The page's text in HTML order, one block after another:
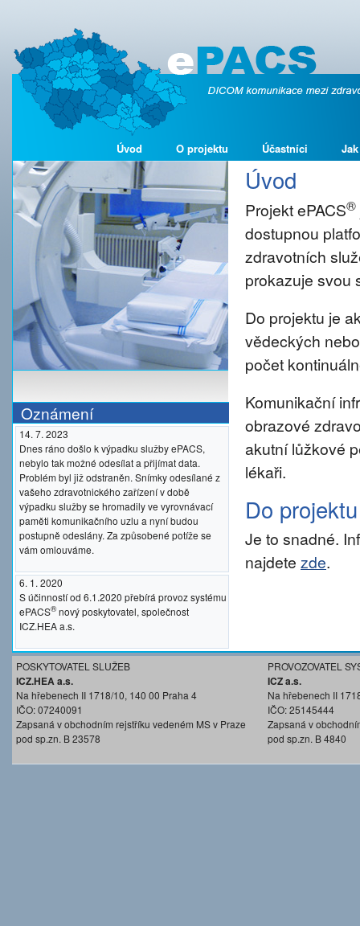
Úvod O projektu Účastníci
Oznámení
14. 7. 2023
Dnes ráno došlo k výpadku služby ePACS,
nebylo tak možné odesílat a přijímat data.
Problém byl již odstraněn. Snímky odesílané z
vašeho zdravotnického zařízení v době
výpadku služby se hromadily ve vyrovnávací
paměti komunikačního uzlu a nyní budou
postupně odeslány. Za způsobené potíže se
vám omlouváme.
6. 1. 2020
S účinností od 6.1.2020 přebírá provoz systému
ePACS®nový poskytovatel, společnost
ICZ.HEA a.s.
Úvod
Projekt ePACS®
dostupnou
zdravotních
prokazuje svou
Do projektu je
vědeckých
počet
Komunikační
obrazové
akutní lůžkové
lékaři.
Do
Je to snadné.
najdete zde.
POSKYTOVATEL SLUŽEB
ICZ.HEA a.s.
Na hřebenech II 1718/10, 140 00 Praha 4
IČO: 07240091
Zapsaná v obchodním rejstříku vedeném MS v Praze
pod sp.zn. B 23578
PROVOZOVATEL
ICZ a.s.
Na hřebenech II
IČO: 25145444
Zapsaná v
pod sp.zn. B 4840